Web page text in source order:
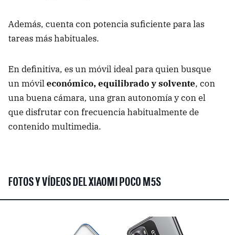
Además, cuenta con potencia suficiente para las
tareas más habituales.
En definitiva, es un móvil ideal para quien busque
un móvileconómico, equilibrado y solvente, con
una buena cámara, una gran autonomía y con el
que disfrutar con frecuencia habitualmente de
contenido multimedia.
FOTOS Y VÍDEOS DEL XIAOMI POCO M5S